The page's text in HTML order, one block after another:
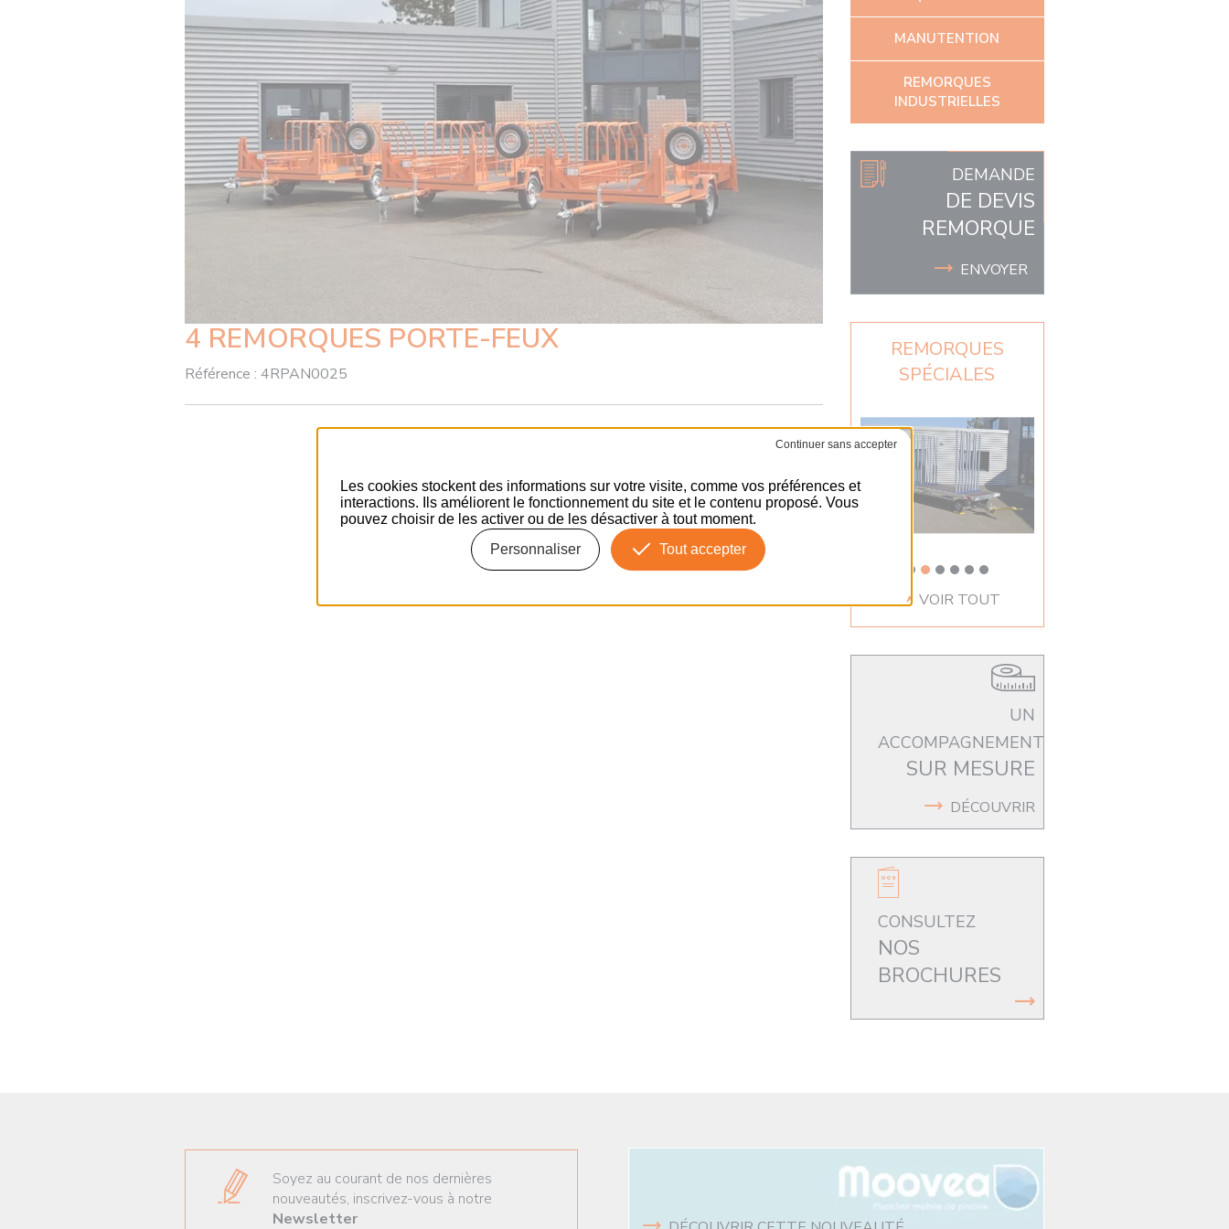
MANUTENTION
REMORQUES
INDUSTRIELLES
4 REMORQUES PORTE-FEUX
Référence : 4RPAN0025
Produit précédentProduit suivant
DEMANDE
DE DEVIS
REMORQUE
ENVOYER
REMORQUES
SPÉCIALES
VOIR TOUT
UN
ACCOMPAGNEMENT
SUR MESURE
DÉCOUVRIR
CONSULTEZ
NOS
BROCHURES
Soyez au courant de nos dernières
nouveautés, inscrivez-vous à notre
Newsletter
Les cookies stockent des informations sur votre visite, comme vos préférences et
interactions. Ils améliorent le fonctionnement du site et le contenu proposé. Vous
pouvez choisir de les activer ou de les désactiver à tout moment.
Tout accepter
Personnaliser